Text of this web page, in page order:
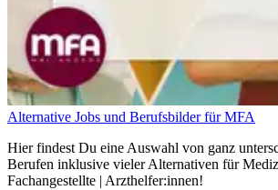
Alternative Jobs und Berufsbilder für MFA
Hier findest Du eine Auswahl von ganz
Berufen inklusive vieler Alternativen für
Fachangestellte | Arzthelfer:innen!